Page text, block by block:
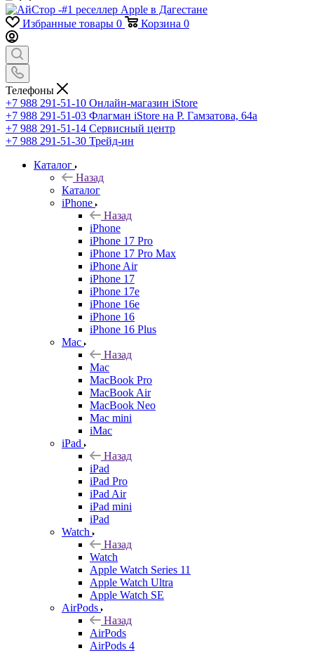
Избранные товары 0 Корзина 0
Телефоны
+7 988 291-51-10 Онлайн-магазин iStore
+7 988 291-51-03 Флагман iStore на Р. Гамзатова, 64а
+7 988 291-51-14 Сервисный центр
+7 988 291-51-30 Трейд-ин
Каталог
Назад
Каталог
iPhone
Назад
iPhone
iPhone 17 Pro
iPhone 17 Pro Max
iPhone Air
iPhone 17
iPhone 17e
iPhone 16e
iPhone 16
iPhone 16 Plus
Mac
Назад
Mac
MacBook Pro
MacBook Air
MacBook Neo
Mac mini
iMac
iPad
Назад
iPad
iPad Pro
iPad Air
iPad mini
iPad
Watch
Назад
Watch
Apple Watch Series 11
Apple Watch Ultra
Apple Watch SE
AirPods
Назад
AirPods
AirPods 4